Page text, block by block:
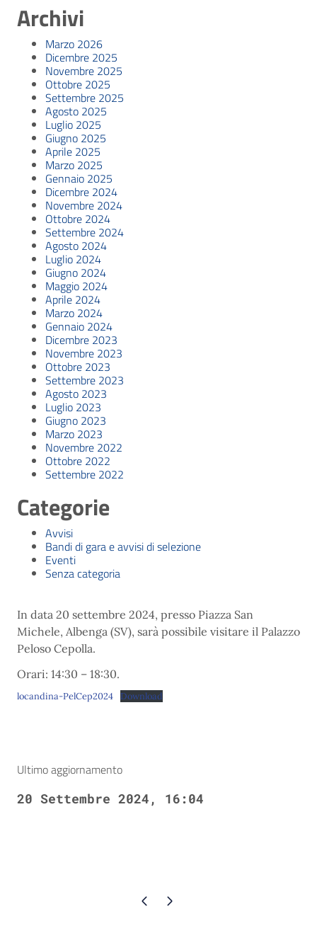
Archivi
Marzo 2026
Dicembre 2025
Novembre 2025
Ottobre 2025
Settembre 2025
Agosto 2025
Luglio 2025
Giugno 2025
Aprile 2025
Marzo 2025
Gennaio 2025
Dicembre 2024
Novembre 2024
Ottobre 2024
Settembre 2024
Agosto 2024
Luglio 2024
Giugno 2024
Maggio 2024
Aprile 2024
Marzo 2024
Gennaio 2024
Dicembre 2023
Novembre 2023
Ottobre 2023
Settembre 2023
Agosto 2023
Luglio 2023
Giugno 2023
Marzo 2023
Novembre 2022
Ottobre 2022
Settembre 2022
Categorie
Avvisi
Bandi di gara e avvisi di selezione
Eventi
Senza categoria
In data 20 settembre 2024, presso Piazza San
Michele, Albenga (SV), sarà possibile visitare il Palazzo
Peloso Cepolla.
Orari: 14:30 – 18:30.
locandina-PelCep2024 Download
Ultimo aggiornamento
20 Settembre 2024, 16:04
Pagina precedente
Pagina successiva